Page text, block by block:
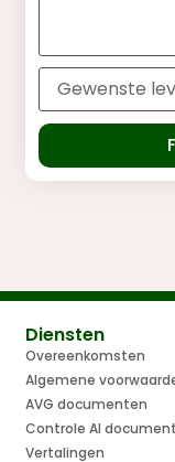
Diensten
Overeenkomsten
Algemene
AVG documenten
Controle AI
Vertalingen